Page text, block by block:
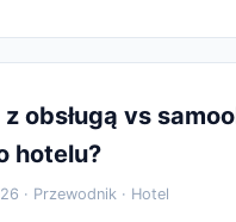
obsługą vs
hotelu?
· Przewodnik · Hotel